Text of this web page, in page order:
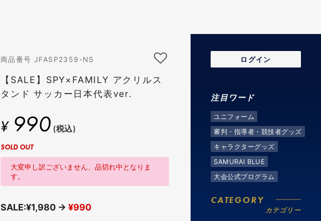
商品番号 JFASP2359-NS
【SALE】SPY×FAMILY アクリルス
タンド サッカー日本代表ver.
¥ 990 (税込)
SOLD OUT
大変申し訳ございません、品切れ中となりま
す。
SALE:¥1,980 →¥990
ログイン
注目ワード
ユニフォーム
審判・指導者・競技者グッズ
キャラクターグッズ
SAMURAI BLUE
大会公式プログラム
CATEGORY
カテゴリー